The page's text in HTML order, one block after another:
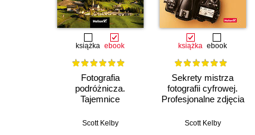
książka ebook
Fotografia
podróżnicza.
Tajemnice
wyjaśnione krok po
Scott Kelby
książka ebook
Sekrety mistrza
fotografii cyfrowej.
Profesjonalne zdjęcia
Scott Kelby